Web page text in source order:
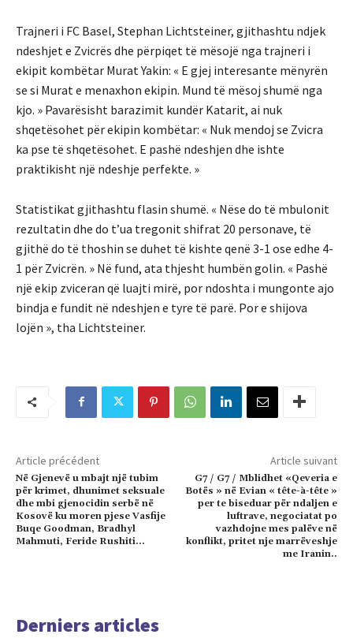
Trajneri i FC Basel, Stephan Lichtsteiner, gjithashtu ndjek
ndeshjet e Zvicrës dhe përpiqet të mësojë nga trajneri i
ekipit kombëtar Murat Yakin: « E gjej interesante mënyrën
se si Murat e menaxhon ekipin. Mund të mësoj shumë nga
kjo. » Pavarësisht barazimit kundër Katarit, ai nuk
shqetësohet për ekipin kombëtar: « Nuk mendoj se Zvicra
ka pse të shqetësohet. E pashë ndeshjen dhe ishte
praktikisht një ndeshje perfekte. »
Statistikat gjithashtu flasin shumë. « Nëse do të mbulonit
rezultatin dhe do t’ua tregonit shifrat 20 personave, të
gjithë do të thoshin se duhet të kishte qenë 3-1 ose edhe 4-
1 për Zvicrën. » Në fund, ata thjesht humbën golin. « Pashë
një ekip zviceran që luajti mirë, por ndoshta i mungonte ajo
bindja e fundit në ndeshjen e tyre të parë. Por e shijova
lojën », tha Lichtsteiner.
Article précédent
Në Gjenevë u mbajt një tubim
për krimet, dhunimet seksuale
dhe mbi gjenocidin serbë në
Kosovë ku moren pjese Vasfije
Buqe Goodman, Bradhyl
Mahmuti, Feride Rushiti…
Article suivant
G7 / G7 / Mblidhet «Qeveria e
Botës » në Evian « tête-à-tête »
per te biseduar për ndaljen e
luftrave, negociatat po
vazhdojne mes palëve në
konflikt, pritet nje marrëveshje
me Iranin..
Derniers articles